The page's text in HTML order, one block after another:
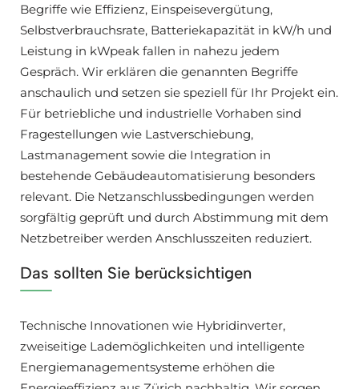
Begriffe wie Effizienz, Einspeisevergütung,
Selbstverbrauchsrate, Batteriekapazität in kW/h und
Leistung in kWpeak fallen in nahezu jedem
Gespräch. Wir erklären die genannten Begriffe
anschaulich und setzen sie speziell für Ihr Projekt ein.
Für betriebliche und industrielle Vorhaben sind
Fragestellungen wie Lastverschiebung,
Lastmanagement sowie die Integration in
bestehende Gebäudeautomatisierung besonders
relevant. Die Netzanschlussbedingungen werden
sorgfältig geprüft und durch Abstimmung mit dem
Netzbetreiber werden Anschlusszeiten reduziert.
Das sollten Sie berücksichtigen
Technische Innovationen wie Hybridinverter,
zweiseitige Lademöglichkeiten und intelligente
Energiemanagementsysteme erhöhen die